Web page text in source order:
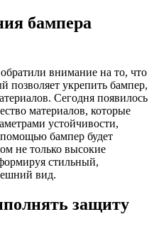
бампера
внимание на то, что
позволяет укрепить бампер,
Сегодня появилось
материалов, которые
устойчивости,
бампер будет
не только высокие
стильный,
вид.
защиту